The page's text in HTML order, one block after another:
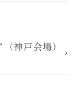
神戸会場）